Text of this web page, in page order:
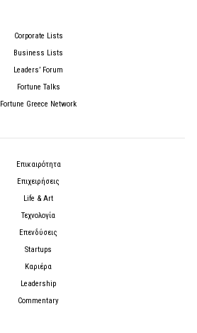
Corporate Lists
Business Lists
Leaders’ Forum
Fortune Talks
Fortune Greece Network
Επικαιρότητα
Επιχειρήσεις
Life & Art
Τεχνολογία
Επενδύσεις
Startups
Καριέρα
Leadership
Commentary